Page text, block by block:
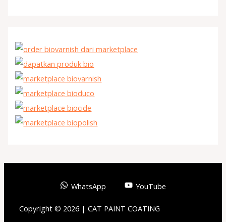
WhatsApp YouTube
Copyright © 2026 | CAT PAINT COATING